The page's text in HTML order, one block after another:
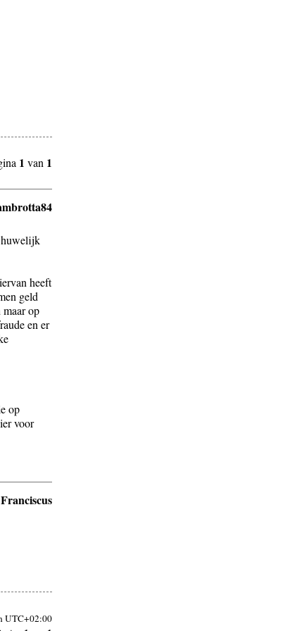
1 van 1
huwelijk
heeft
geld
op
en er
op
voor
Franciscus
UTC+02:00